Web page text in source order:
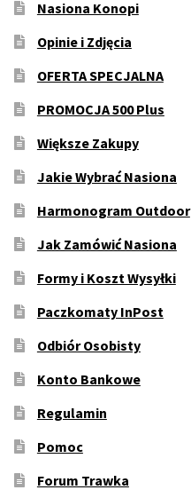
Nasiona Konopi
Opinie i Zdjęcia
OFERTA SPECJALNA
PROMOCJA 500 Plus
Większe Zakupy
Jakie Wybrać Nasiona
Harmonogram Outdoor
Jak Zamówić Nasiona
Formy i Koszt Wysyłki
Paczkomaty InPost
Odbiór Osobisty
Konto Bankowe
Regulamin
Pomoc
Forum Trawka